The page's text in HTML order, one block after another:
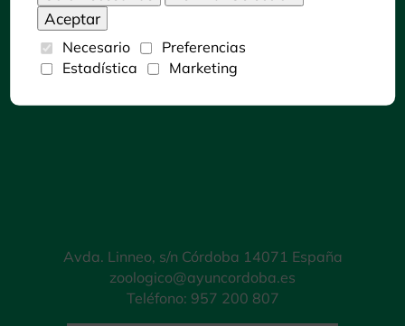
Dónde encontrarnos
Avda. Linneo, s/n Córdoba 14071 España
zoologico@ayuncordoba.es
Teléfono: 957 200 807
Necesario
Preferencias
Estadística
Marketing